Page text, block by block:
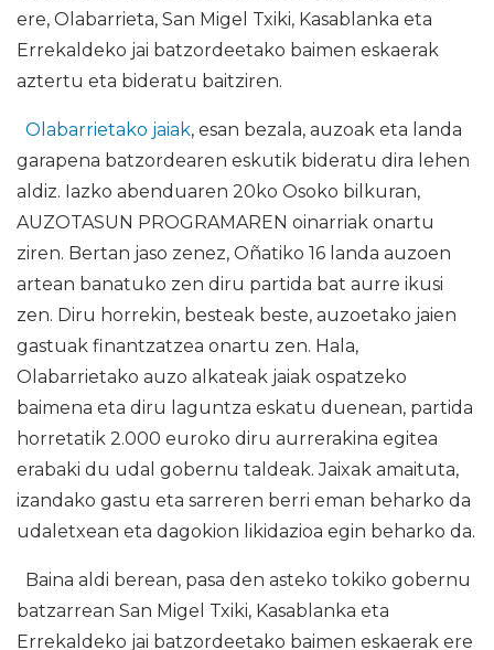
ere, Olabarrieta, San Migel Txiki, Kasablanka eta
Errekaldeko jai batzordeetako baimen eskaerak
aztertu eta bideratu baitziren.
Olabarrietako jaiak, esan bezala, auzoak eta landa
garapena batzordearen eskutik bideratu dira lehen
aldiz. Iazko abenduaren 20ko Osoko bilkuran,
AUZOTASUN PROGRAMAREN oinarriak onartu
ziren. Bertan jaso zenez, Oñatiko 16 landa auzoen
artean banatuko zen diru partida bat aurre ikusi
zen. Diru horrekin, besteak beste, auzoetako jaien
gastuak finantzatzea onartu zen. Hala,
Olabarrietako auzo alkateak jaiak ospatzeko
baimena eta diru laguntza eskatu duenean, partida
horretatik 2.000 euroko diru aurrerakina egitea
erabaki du udal gobernu taldeak. Jaixak amaituta,
izandako gastu eta sarreren berri eman beharko da
udaletxean eta dagokion likidazioa egin beharko da.
Baina aldi berean, pasa den asteko tokiko gobernu
batzarrean San Migel Txiki, Kasablanka eta
Errekaldeko jai batzordeetako baimen eskaerak ere